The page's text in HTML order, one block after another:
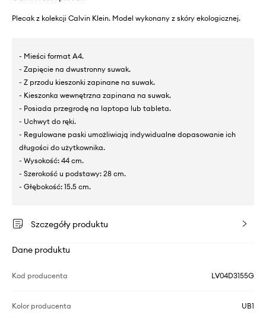
Plecak z kolekcji Calvin Klein. Model wykonany z skóry ekologicznej.
- Mieści format A4.
- Zapięcie na dwustronny suwak.
- Z przodu kieszonki zapinane na suwak.
- Kieszonka wewnętrzna zapinana na suwak.
- Posiada przegrodę na laptopa lub tableta.
- Uchwyt do ręki.
- Regulowane paski umożliwiają indywidualne dopasowanie ich
długości do użytkownika.
- Wysokość: 44 cm.
- Szerokość u podstawy: 28 cm.
- Głębokość: 15.5 cm.
Szczegóły produktu
Dane produktu
Kod producenta LV04D3155G
Kolor producenta UB1